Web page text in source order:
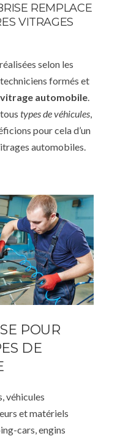
REMPLACE
VITRAGES
selon les
formés et
vitrage automobile
types de véhicules
pour cela d’un
automobiles.
POUR
DE
véhicules
et matériels
cars, engins